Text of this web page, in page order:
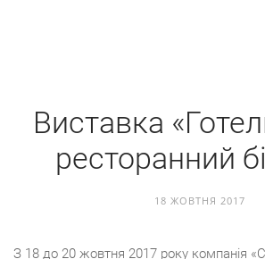
Виставка
ресторанний
18 ЖОВТНЯ 2017
З 18 до 20 жовтня 2017 року компанія